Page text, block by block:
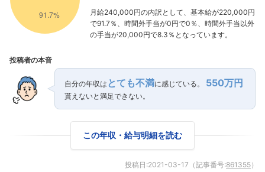
月給240,000円の内訳として、基本給が220,000円
で91.7％、時間外手当が0円で0％、時間外手当以外
の手当が20,000円で8.3％となっています。
投稿者の本音
自分の年収は とても不満に感じている。 550万円
貰えないと満足できない。
この年収・給与明細を読む
投稿日:2021-03-17 （記事番号:861355）